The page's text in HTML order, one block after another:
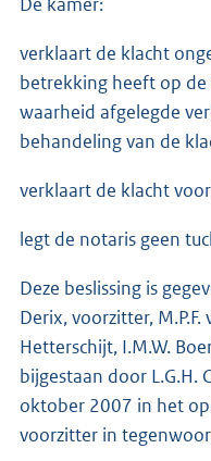
verklaart de klacht
betrekking heeft op
waarheid afgelegde
behandeling van de
verklaart de klacht
legt de notaris geen
Deze beslissing is
Derix, voorzitter, M.P.F.
Hetterschijt, I.M.W.
bijgestaan door L.G.H.
oktober 2007 in het
voorzitter in